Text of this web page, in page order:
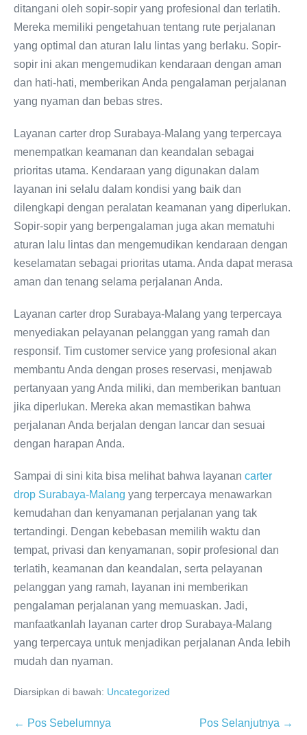
ditangani oleh sopir-sopir yang profesional dan terlatih.
Mereka memiliki pengetahuan tentang rute perjalanan
yang optimal dan aturan lalu lintas yang berlaku. Sopir-
sopir ini akan mengemudikan kendaraan dengan aman
dan hati-hati, memberikan Anda pengalaman perjalanan
yang nyaman dan bebas stres.
Layanan carter drop Surabaya-Malang yang terpercaya
menempatkan keamanan dan keandalan sebagai
prioritas utama. Kendaraan yang digunakan dalam
layanan ini selalu dalam kondisi yang baik dan
dilengkapi dengan peralatan keamanan yang diperlukan.
Sopir-sopir yang berpengalaman juga akan mematuhi
aturan lalu lintas dan mengemudikan kendaraan dengan
keselamatan sebagai prioritas utama. Anda dapat merasa
aman dan tenang selama perjalanan Anda.
Layanan carter drop Surabaya-Malang yang terpercaya
menyediakan pelayanan pelanggan yang ramah dan
responsif. Tim customer service yang profesional akan
membantu Anda dengan proses reservasi, menjawab
pertanyaan yang Anda miliki, dan memberikan bantuan
jika diperlukan. Mereka akan memastikan bahwa
perjalanan Anda berjalan dengan lancar dan sesuai
dengan harapan Anda.
Sampai di sini kita bisa melihat bahwa layanan carter
drop Surabaya-Malang yang terpercaya menawarkan
kemudahan dan kenyamanan perjalanan yang tak
tertandingi. Dengan kebebasan memilih waktu dan
tempat, privasi dan kenyamanan, sopir profesional dan
terlatih, keamanan dan keandalan, serta pelayanan
pelanggan yang ramah, layanan ini memberikan
pengalaman perjalanan yang memuaskan. Jadi,
manfaatkanlah layanan carter drop Surabaya-Malang
yang terpercaya untuk menjadikan perjalanan Anda lebih
mudah dan nyaman.
Diarsipkan di bawah: Uncategorized
Navigasi
← Pos Sebelumnya Pos Selanjutnya →